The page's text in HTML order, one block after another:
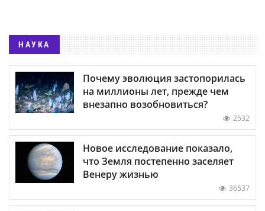
НАУКА
Почему эволюция застопорилась
на миллионы лет, прежде чем
внезапно возобновиться?
2532
Новое исследование показало,
что Земля постепенно заселяет
Венеру жизнью
36537